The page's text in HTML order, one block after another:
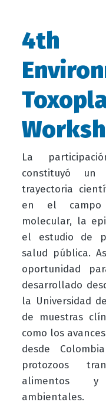
4th
La
constituyó un
trayectoria
en el campo
molecular, la
el estudio de
salud pública.
oportunidad
desarrollado
la Universidad
de muestras
como los
desde
protozoos
alimentos y
ambientales.